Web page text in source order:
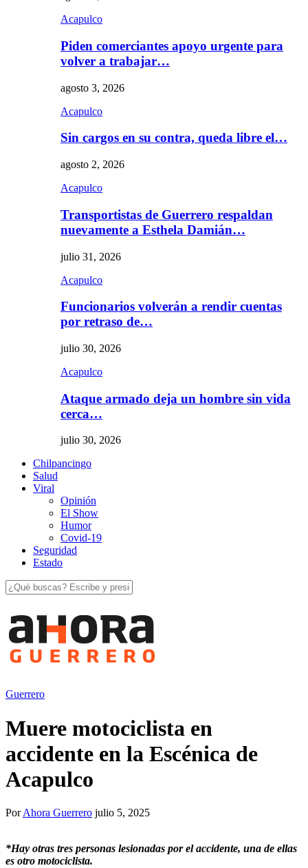
Acapulco
Piden comerciantes apoyo urgente para
volver a trabajar…
agosto 3, 2026
Acapulco
Sin cargos en su contra, queda libre el…
agosto 2, 2026
Acapulco
Transportistas de Guerrero respaldan
nuevamente a Esthela Damián…
julio 31, 2026
Acapulco
Funcionarios volverán a rendir cuentas
por retraso de…
julio 30, 2026
Acapulco
Ataque armado deja un hombre sin vida
cerca…
julio 30, 2026
Chilpancingo
Salud
Viral
Opinión
El Show
Humor
Covid-19
Seguridad
Estado
Guerrero
Muere motociclista en
accidente en la Escénica de
Acapulco
PorAhora Guerrero julio 5, 2025
*Hay otras tres personas lesionadas por el accidente, una de ellas
es otro motociclista.